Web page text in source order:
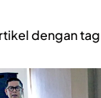
dengan